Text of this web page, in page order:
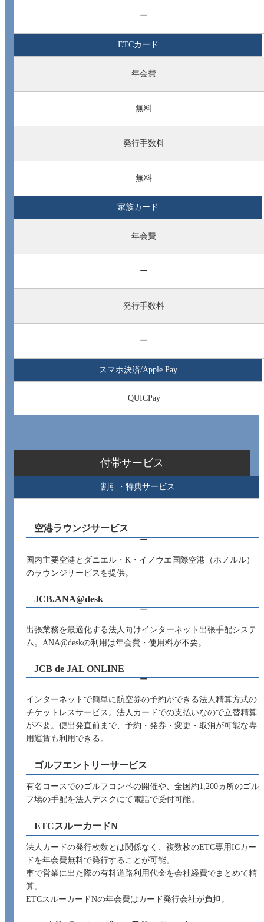
ー
ETCカード
年会費
無料
発行手数料
無料
家族カード
年会費
ー
発行手数料
ー
スマホ決済/Apple Pay
QUICPay
付帯サービス
割引・特典サービス
空港ラウンジサービス
ー
国内主要空港とダニエル・K・イノウエ国際空港（ホノルル）
のラウンジサービスを提供。
JCB.ANA@desk
ー
出張業務を最適化する法人向けインターネット出張手配システ
ム。ANA@deskの利用は年会費・使用料が不要。
JCB de JAL ONLINE
ー
インターネットで簡単に航空券の予約ができる法人精算方式の
チケットレスサービス。法人カードでの支払いなので立替精算
が不要。便出発直前まで、予約・発券・変更・取消が可能な専
用運賃も利用できる。
ゴルフエントリーサービス
有名コースでのゴルフコンペの開催や、全国約1,200ヵ所のゴル
フ場の手配を法人デスクにて電話で受付可能。
ETCスルーカードN
法人カードの発行枚数とは関係なく、複数枚のETC専用ICカー
ドを年会費無料で発行することが可能。
車で営業に出た際の有料道路利用代金を会社経費でまとめて精
算。
ETCスルーカードNの年会費はカード発行会社が負担。